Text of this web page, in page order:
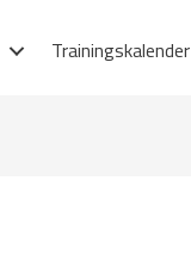
Trainingskalender